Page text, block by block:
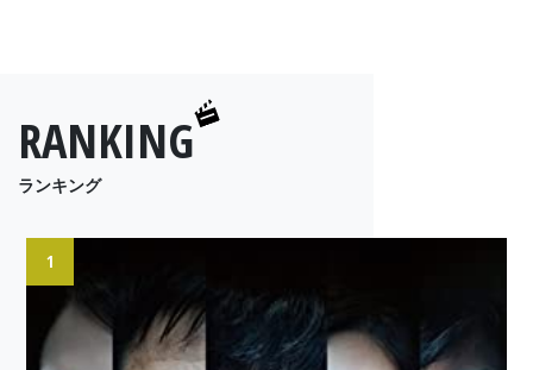
RANKING
ランキング
1